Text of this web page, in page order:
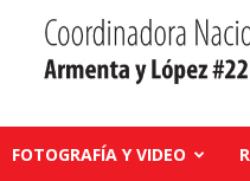
FOTOGRAFÍA Y VIDEO